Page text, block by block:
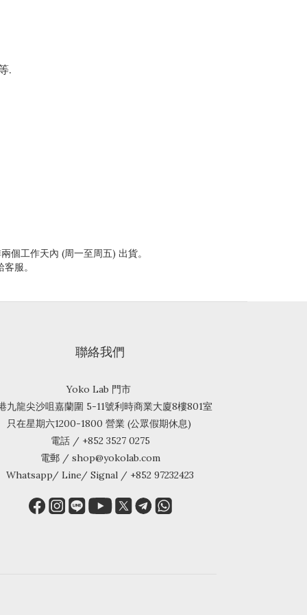
.
工作天內 (周一至周五) 出貨。
服。
聯絡我們
Yoko Lab 門市
九龍尖沙咀嘉蘭圍 5-11號利時商業大廈8樓801室
只在星期六1200-1800 營業 (公眾假期休息)
電話 / +852 3527 0275
電郵 / shop@yokolab.com
Whatsapp/ Line/ Signal / +852 97232423